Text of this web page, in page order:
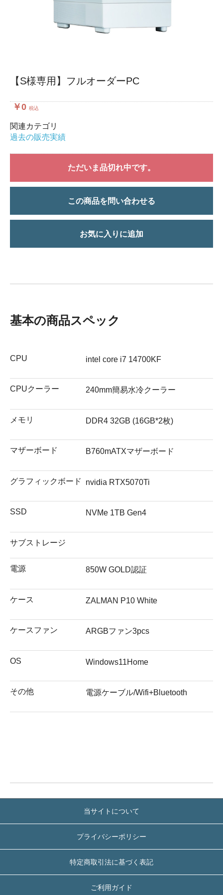
【S様専用】フルオーダーPC
￥0 税込
関連カテゴリ
過去の販売実績
ただいま品切れ中です。
この商品を問い合わせる
お気に入りに追加
基本の商品スペック
CPU intel core i7 14700KF
CPUクーラー 240mm簡易水冷クーラー
メモリ DDR4 32GB (16GB*2枚)
マザーボード B760mATXマザーボード
グラフィックボード nvidia RTX5070Ti
SSD NVMe 1TB Gen4
サブストレージ
電源 850W GOLD認証
ケース ZALMAN P10 White
ケースファン ARGBファン3pcs
OS Windows11Home
その他 電源ケーブル/Wifi+Bluetooth
当サイトについて
プライバシーポリシー
特定商取引法に基づく表記
ご利用ガイド